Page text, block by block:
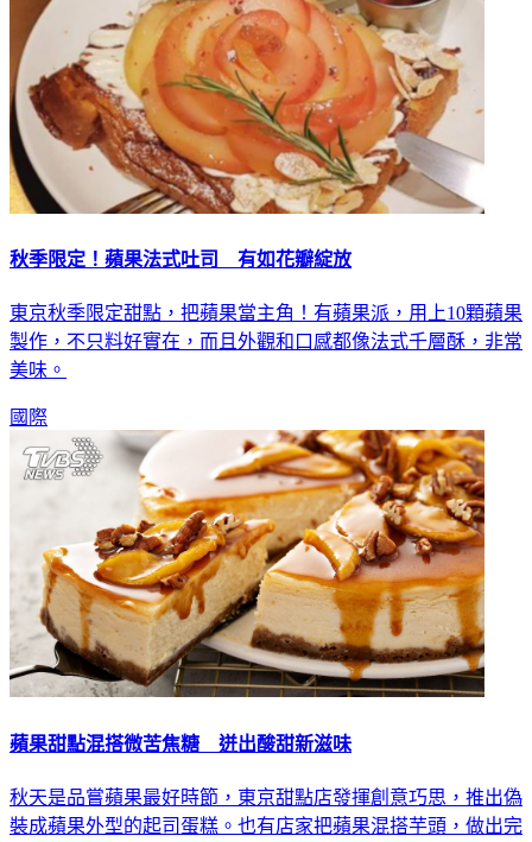
秋季限定！蘋果法式吐司 有如花瓣綻放
東京秋季限定甜點，把蘋果當主角！有蘋果派，用上10顆蘋果
製作，不只料好實在，而且外觀和口感都像法式千層酥，非常
美味。
國際
蘋果甜點混搭微苦焦糖 迸出酸甜新滋味
秋天是品嘗蘋果最好時節，東京甜點店發揮創意巧思，推出偽
裝成蘋果外型的起司蛋糕。也有店家把蘋果混搭芋頭，做出完